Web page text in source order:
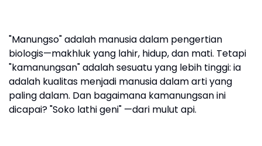
"Manungso" adalah manusia dalam pengertian
biologis—makhluk yang lahir, hidup, dan mati. Tetapi
"kamanungsan" adalah sesuatu yang lebih tinggi: ia
adalah kualitas menjadi manusia dalam arti yang
paling dalam. Dan bagaimana kamanungsan ini
dicapai? "Soko lathi geni" —dari mulut api.